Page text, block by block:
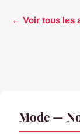
← Voir tous les
Mode —